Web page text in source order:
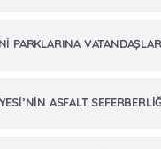
PARKLARINA
ASFALT